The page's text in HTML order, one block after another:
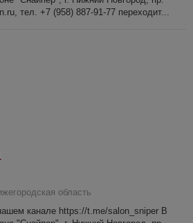
тел. +7 (958) 887-91-77 переходит...
область
канале https://t.me/salon_sniper В